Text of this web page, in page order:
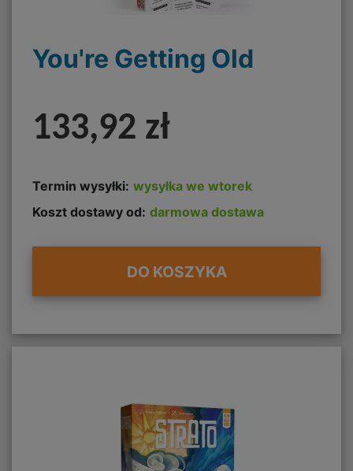
You're Getting Old
133,92 zł
Termin wysyłki: wysyłka we wtorek
Koszt dostawy od: darmowa dostawa
DO KOSZYKA